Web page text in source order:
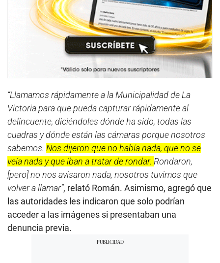
“Llamamos rápidamente a la Municipalidad de La
Victoria para que pueda capturar rápidamente al
delincuente, diciéndoles dónde ha sido, todas las
cuadras y dónde están las cámaras porque nosotros
sabemos. Nos dijeron que no había nada, que no se
veía nada y que iban a tratar de rondar. Rondaron,
[pero] no nos avisaron nada, nosotros tuvimos que
volver a llamar”, relató Román. Asimismo, agregó que
las autoridades les indicaron que solo podrían
acceder a las imágenes si presentaban una
denuncia previa.